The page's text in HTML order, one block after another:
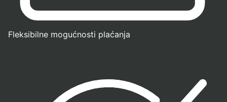
Fleksibilne mogućnosti plaćanja